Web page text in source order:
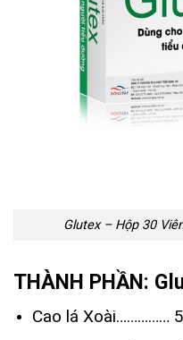
Glutex – Hộp 30
THÀNH PHẦN:
Cao lá Xoài……………